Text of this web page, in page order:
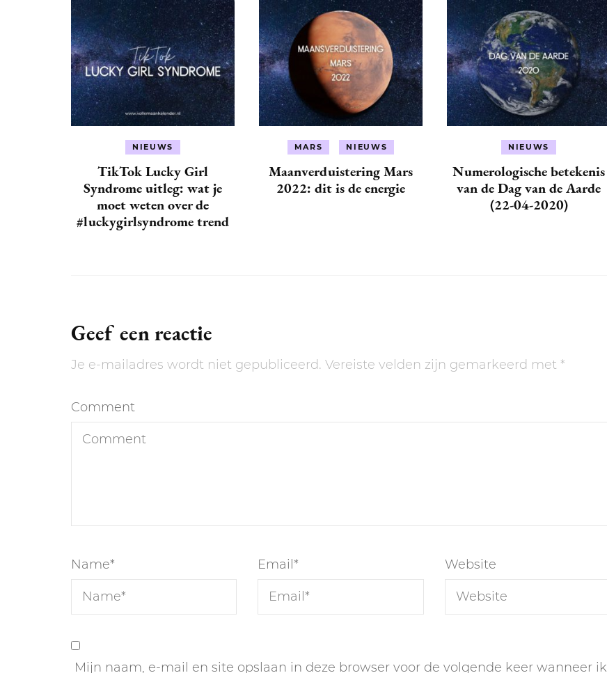
NIEUWS
TikTok Lucky Girl
Syndrome uitleg: wat je
moet weten over de
#luckygirlsyndrome trend
MARS NIEUWS
Maanverduistering Mars
2022: dit is de energie
NIEUWS
Numerologische betekenis
van de Dag van de Aarde
(22-04-2020)
Geef een reactie
Je e-mailadres wordt niet gepubliceerd. Vereiste velden zijn gemarkeerd met *
Comment
Name* Email* Website
Mijn naam, e-mail en site opslaan in deze browser voor de volgende keer wanneer ik